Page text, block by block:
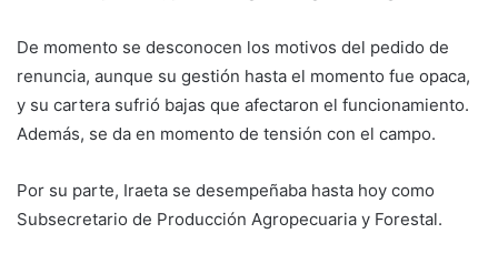
De momento se desconocen los motivos del pedido de
renuncia, aunque su gestión hasta el momento fue opaca,
y su cartera sufrió bajas que afectaron el funcionamiento.
Además, se da en momento de tensión con el campo.
Por su parte, Iraeta se desempeñaba hasta hoy como
Subsecretario de Producción Agropecuaria y Forestal.